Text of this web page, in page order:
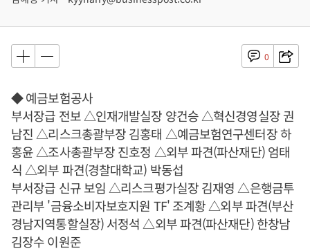
0
◆ 예금보험공사
부서장급 전보 △인재개발실장 양건승 △혁신경영실장 권
남진 △리스크총괄부장 김홍태 △예금보험연구센터장 하
홍윤 △조사총괄부장 진호정 △외부 파견(파산재단) 엄태
식 △외부 파견(경찰대학교) 박동섭
부서장급 신규 보임 △리스크평가실장 김재영 △은행금투
관리부 '금융소비자보호지원 TF' 조계황 △외부 파견(부산
경남지역통할실장) 서정석 △외부 파견(파산재단) 한창남
김장수 이원준